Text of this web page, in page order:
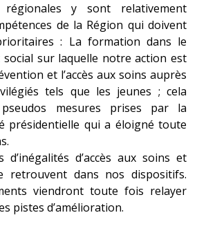
régionales y sont relativement
de la Région qui doivent
: La formation dans le
sur laquelle notre action est
et l’accès aux soins auprès
tels que les jeunes ; cela
mesures prises par la
présidentielle qui a éloigné toute
d’inégalités d’accès aux soins et
retrouvent dans nos dispositifs.
viendront toute fois relayer
pistes d’amélioration.